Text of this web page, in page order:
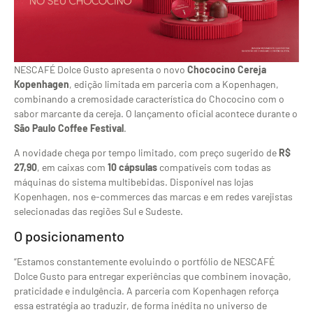
NESCAFÉ Dolce Gusto apresenta o novo Chococino Cereja
Kopenhagen, edição limitada em parceria com a Kopenhagen,
combinando a cremosidade característica do Chococino com o
sabor marcante da cereja. O lançamento oficial acontece durante o
São Paulo Coffee Festival.
A novidade chega por tempo limitado, com preço sugerido de R$
27,90, em caixas com 10 cápsulas compatíveis com todas as
máquinas do sistema multibebidas. Disponível nas lojas
Kopenhagen, nos e-commerces das marcas e em redes varejistas
selecionadas das regiões Sul e Sudeste.
O posicionamento
“Estamos constantemente evoluindo o portfólio de NESCAFÉ
Dolce Gusto para entregar experiências que combinem inovação,
praticidade e indulgência. A parceria com Kopenhagen reforça
essa estratégia ao traduzir, de forma inédita no universo de